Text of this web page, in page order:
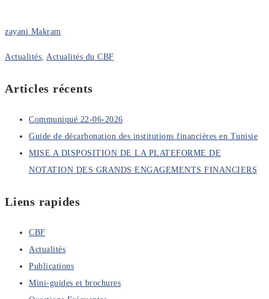
zayani Makram
Actualités Actualités du CBF
Articles récents
Communiqué 22-06-2026
Guide de décarbonation des institutions financières en Tunisie
MISE A DISPOSITION DE LA PLATEFORME DE
NOTATION DES GRANDS ENGAGEMENTS FINANCIERS
Liens rapides
CBF
Actualités
Publications
Mini-guides et brochures